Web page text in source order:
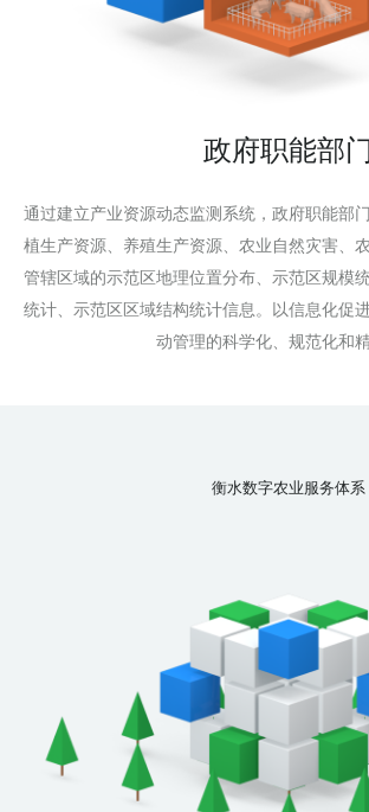
政府职能部门
通过建立产业资源动态监测系统，政府职能部
植生产资源、养殖生产资源、农业自然灾害、
管辖区域的示范区地理位置分布、示范区规模
统计、示范区区域结构统计信息。以信息化促
动管理的科学化、规范化和精
衡水数字农业服务体系